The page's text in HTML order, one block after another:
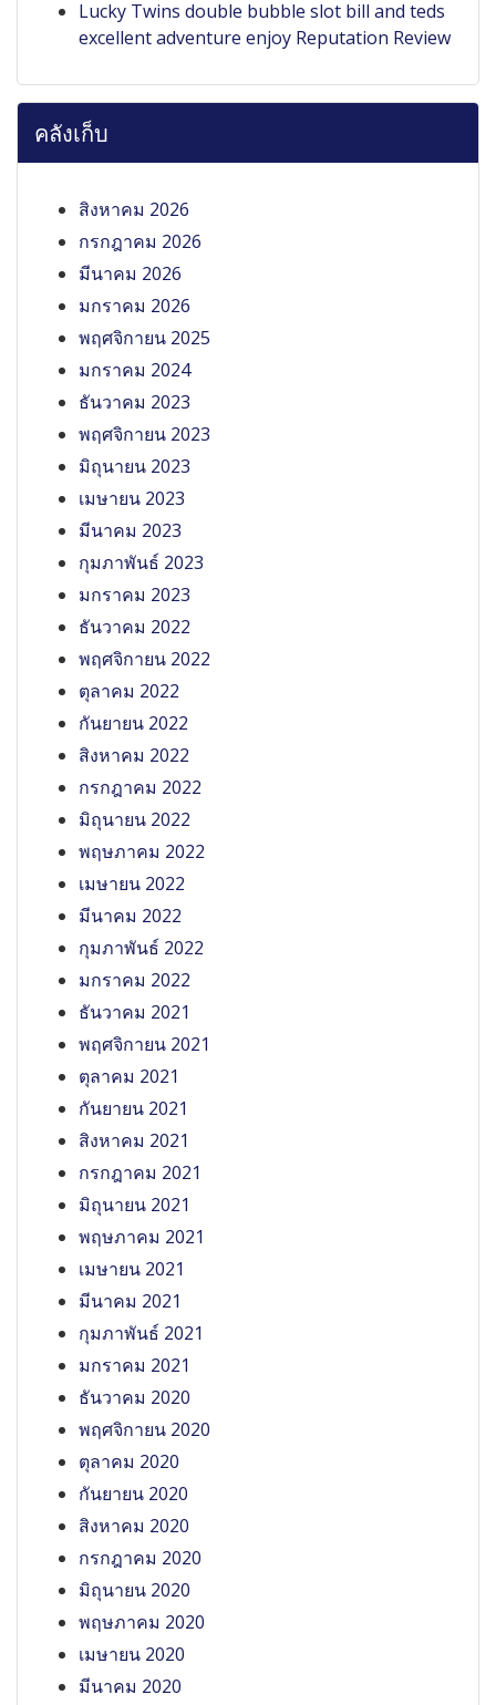
Lucky Twins double bubble slot bill and teds
excellent adventure enjoy Reputation Review
คลังเก็บ
สิงหาคม 2026
กรกฎาคม 2026
มีนาคม 2026
มกราคม 2026
พฤศจิกายน 2025
มกราคม 2024
ธันวาคม 2023
พฤศจิกายน 2023
มิถุนายน 2023
เมษายน 2023
มีนาคม 2023
กุมภาพันธ์ 2023
มกราคม 2023
ธันวาคม 2022
พฤศจิกายน 2022
ตุลาคม 2022
กันยายน 2022
สิงหาคม 2022
กรกฎาคม 2022
มิถุนายน 2022
พฤษภาคม 2022
เมษายน 2022
มีนาคม 2022
กุมภาพันธ์ 2022
มกราคม 2022
ธันวาคม 2021
พฤศจิกายน 2021
ตุลาคม 2021
กันยายน 2021
สิงหาคม 2021
กรกฎาคม 2021
มิถุนายน 2021
พฤษภาคม 2021
เมษายน 2021
มีนาคม 2021
กุมภาพันธ์ 2021
มกราคม 2021
ธันวาคม 2020
พฤศจิกายน 2020
ตุลาคม 2020
กันยายน 2020
สิงหาคม 2020
กรกฎาคม 2020
มิถุนายน 2020
พฤษภาคม 2020
เมษายน 2020
มีนาคม 2020